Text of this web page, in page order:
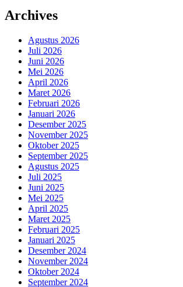
Archives
Agustus 2026
Juli 2026
Juni 2026
Mei 2026
April 2026
Maret 2026
Februari 2026
Januari 2026
Desember 2025
November 2025
Oktober 2025
September 2025
Agustus 2025
Juli 2025
Juni 2025
Mei 2025
April 2025
Maret 2025
Februari 2025
Januari 2025
Desember 2024
November 2024
Oktober 2024
September 2024